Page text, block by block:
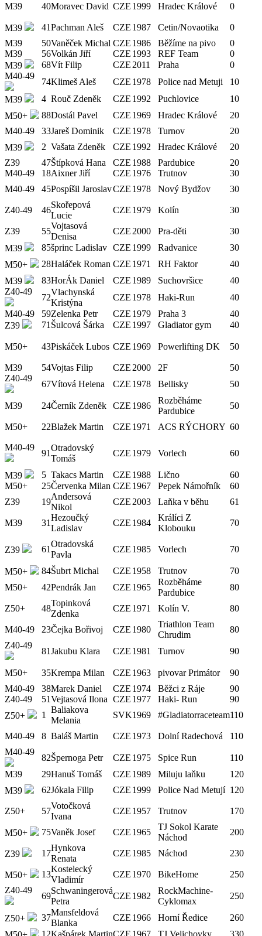
M39 40Moravec David CZE 1999 Hradec Králové 0
M39 41Pachman Aleš CZE 1987 Cetin/Novaotika
0
M39
50Vaněček Michal CZE 1986 Běžíme na pivo
0
M39
56Volkán Jiří CZE 1993 REF Team
0
M39
68Vít Filip CZE 2011 Praha
0
M40-49
74Klimeš Aleš CZE 1978 Police nad Metuji
10
M39
4 Rouč Zdeněk CZE 1992 Puchlovice
10
M50+
88Dostál Pavel CZE 1969 Hradec Králové
20
M40-49
33Jareš Dominik CZE 1978 Turnov
20
M39
2 Vašata Zdeněk CZE 1992 Hradec Králové
20
Z39
47Štípková Hana CZE 1988 Pardubice
20
M40-49
18Aixner Jiří CZE 1976 Trutnov
30
M40-49
45Pospíšil JaroslavCZE 1978 Nový Bydžov 30
Z40-49 46
Skořepová
Lucie
CZE 1979 Kolín 30
Z39 55
Vojtasová
Denisa
CZE 2000 Pra-děti
30
M39
85šprinc Ladislav CZE 1999 Radvanice
30
M50+
28Haláček Roman CZE 1971 RH Faktor
40
M39
83HorÁk Daniel CZE 1989 Suchovršice
40
Z40-49
72
Vlachynská
Kristýna
CZE 1978 Haki-Run
40
M40-49
59Zelenka Petr CZE 1979 Praha 3
40
Z39
71 Šulcová Šárka CZE 1997 Gladiator gym 40
M50+ 43Piskáček Lubos CZE 1969 Powerlifting DK 50
M39 54Vojtas Filip CZE 2000 2F
50
Z40-49
67Vítová Helena CZE 1978 Bellisky 50
M39 24Černík Zdeněk CZE 1986
Rozběháme
Pardubice
50
M50+ 22Blažek Martin CZE 1971 ACS RÝCHORY 60
M40-49
91
Otradovský
Tomáš
CZE 1979 Vorlech 60
M39 5 Takacs Martin CZE 1988 Lično
60
M50+
25Červenka Milan CZE 1967 Pepek Námořník
60
Z39
19
Andersová
Nikol
CZE 2003 Laňka v běhu 61
M39 31
Hezoučký
Ladislav
CZE 1984
Králíci Z
Klobouku
70
Z39 61
Otradovská
Pavla
CZE 1985 Vorlech 70
M50+ 84Šubrt Michal CZE 1958 Trutnov
70
M50+
42Pendrák Jan CZE 1965
Rozběháme
Pardubice
80
Z50+ 48
Topinková
Zdenka
CZE 1971 Kolín V. 80
M40-49 23Čejka Bořivoj CZE 1980
Triathlon Team
Chrudim
80
Z40-49
81Jakubu Klara CZE 1981 Turnov 90
M50+ 35Krempa Milan CZE 1963 pivovar Primátor
90
M40-49
38Marek Daniel CZE 1974 Běžci z Ráje
90
Z40-49
51Vejtasová Ilona CZE 1977 Haki- Run
90
Z50+
1
Baliakova
Melania
SVK1969 #Gladiatorraceteam110
M40-49 8 Baláš Martin CZE 1973 Dolní Radechová
110
M40-49
82Špernoga Petr CZE 1975 Spice Run
110
M39
29Hanuš Tomáš CZE 1989 Miluju laňku
120
M39
62Jókala Filip CZE 1999 Police Nad Metují 120
Z50+ 57
Votočková
Ivana
CZE 1957 Trutnov 170
M50+ 75Vaněk Josef CZE 1965
TJ Sokol Karate
Náchod
200
Z39 17
Hynkova
Renata
CZE 1985 Náchod 230
M50+ 13
Kostelecký
Vladimír
CZE 1970 BikeHome
250
Z40-49
69
Schwaningerová
Petra
CZE 1982
RockMachine-
Cyklomax
250
Z50+ 37
Mansfeldová
Blanka
CZE 1966 Horní Ředice
260
12Kašpárek MartinCZE 1967 TJ Velichovky 330